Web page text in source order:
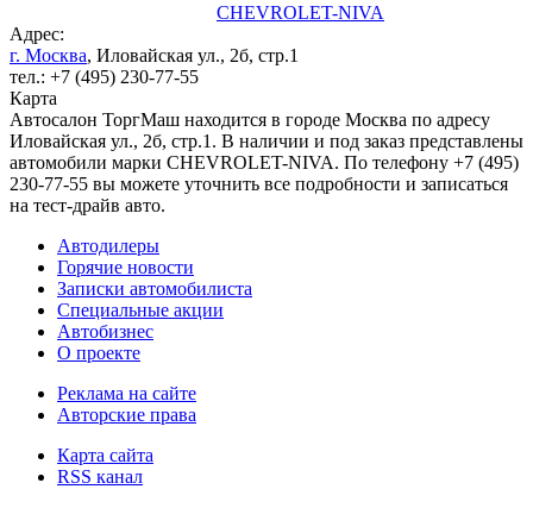
CHEVROLET-NIVA
Адрес:
г. Москва, Иловайская ул., 2б, стр.1
тел.: +7 (495) 230-77-55
Карта
Автосалон ТоргМаш находится в городе Москва по адресу
Иловайская ул., 2б, стр.1. В наличии и под заказ представлены
автомобили марки CHEVROLET-NIVA. По телефону +7 (495)
230-77-55 вы можете уточнить все подробности и записаться
на тест-драйв авто.
Автодилеры
Горячие новости
Записки автомобилиста
Специальные акции
Автобизнес
О проекте
Реклама на сайте
Авторские права
Карта сайта
RSS канал